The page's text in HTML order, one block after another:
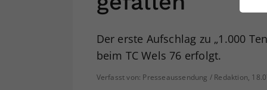
Der erste Aufschlag zu „1.000
beim TC Wels 76 erfolgt.
Verfasst von: Presseaussendung / Redaktion,